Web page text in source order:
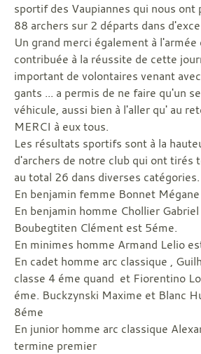
sportif des Vaupiannes qui nous ont
88 archers sur 2 départs dans
Un grand merci également à l'armée
contribuée à la réussite de cette
important de volontaires venant
gants ... a permis de ne faire qu'un
véhicule, aussi bien à l'aller qu' au
MERCI à eux tous.
Les résultats sportifs sont à la
d'archers de notre club qui ont tirés
au total 26 dans diverses catégories.
En benjamin femme Bonnet
En benjamin homme Chollier
Boubegtiten Clément est 5éme.
En minimes homme Armand Lelio
En cadet homme arc classique ,
classe 4 éme quand et Fiorentino
éme. Buckzynski Maxime et Blanc
8éme
En junior homme arc classique
termine premier